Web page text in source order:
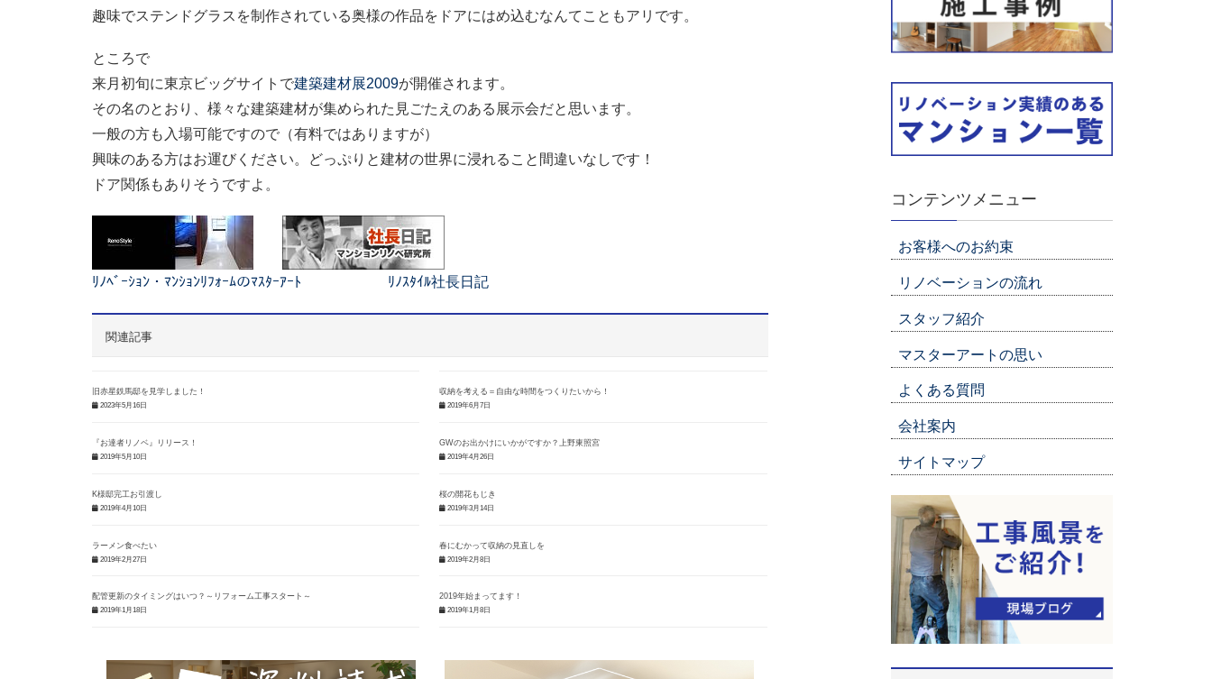
趣味でステンドグラスを制作されている奥様の作品をドアにはめ込むなんてこともアリです。
ところで
来月初旬に東京ビッグサイトで建築建材展2009が開催されます。
その名のとおり、様々な建築建材が集められた見ごたえのある展示会だと思います。
一般の方も入場可能ですので（有料ではありますが）
興味のある方はお運びください。どっぷりと建材の世界に浸れること間違いなしです！
ドア関係もありそうですよ。
ﾘﾉﾍﾞｰｼｮﾝ・ﾏﾝｼｮﾝﾘﾌｫｰﾑのﾏｽﾀｰｱｰﾄ ﾘﾉｽﾀｲﾙ社長日記
関連記事
旧赤星鉄馬邸を見学しました！
2023年5月16日
収納を考える＝自由な時間をつくりたいから！
2019年6月7日
『お達者リノベ』リリース！
2019年5月10日
GWのお出かけにいかがですか？上野東照宮
2019年4月26日
K様邸完工お引渡し
2019年4月10日
桜の開花もじき
2019年3月14日
ラーメン食べたい
2019年2月27日
春にむかって収納の見直しを
2019年2月8日
配管更新のタイミングはいつ？～リフォーム工事スタート～
2019年1月18日
2019年始まってます！
2019年1月8日
コンテンツメニュー
お客様へのお約束
リノベーションの流れ
スタッフ紹介
マスターアートの思い
よくある質問
会社案内
サイトマップ